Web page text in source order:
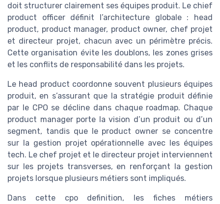
doit structurer clairement ses équipes produit. Le chief
product officer définit l’architecture globale : head
product, product manager, product owner, chef projet
et directeur projet, chacun avec un périmètre précis.
Cette organisation évite les doublons, les zones grises
et les conflits de responsabilité dans les projets.
Le head product coordonne souvent plusieurs équipes
produit, en s’assurant que la stratégie produit définie
par le CPO se décline dans chaque roadmap. Chaque
product manager porte la vision d’un produit ou d’un
segment, tandis que le product owner se concentre
sur la gestion projet opérationnelle avec les équipes
tech. Le chef projet et le directeur projet interviennent
sur les projets transverses, en renforçant la gestion
projets lorsque plusieurs métiers sont impliqués.
Dans cette cpo definition, les fiches métiers